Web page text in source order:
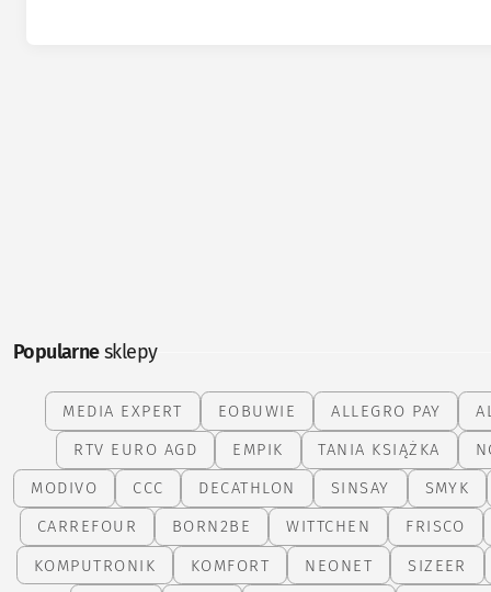
Popularnesklepy
MEDIA EXPERT EOBUWIE ALLEGRO PAY
RTV EURO AGD
EMPIK TANIA KSIĄŻKA
MODIVO
CCC DECATHLON SINSAY
SMYK
CARREFOUR
BORN2BE WITTCHEN
FRISCO
KOMPUTRONIK
KOMFORT NEONET
SIZEER